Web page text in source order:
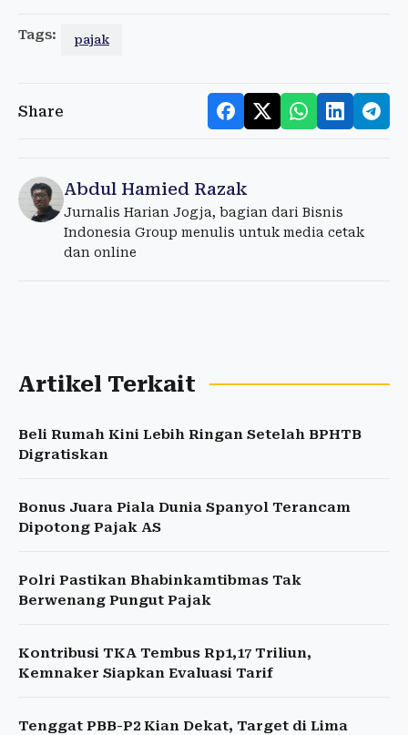
Tags: pajak
Share
Abdul Hamied Razak
Jurnalis Harian Jogja, bagian dari Bisnis
Indonesia Group menulis untuk media cetak
dan online
Artikel Terkait
Beli Rumah Kini Lebih Ringan Setelah BPHTB
Digratiskan
Bonus Juara Piala Dunia Spanyol Terancam
Dipotong Pajak AS
Polri Pastikan Bhabinkamtibmas Tak
Berwenang Pungut Pajak
Kontribusi TKA Tembus Rp1,17 Triliun,
Kemnaker Siapkan Evaluasi Tarif
Tenggat PBB-P2 Kian Dekat, Target di Lima